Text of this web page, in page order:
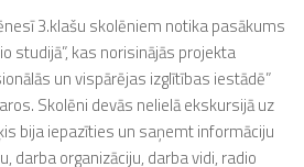
3.klašu skolēniem notika pasākums
studijā”, kas norisinājās projekta
un vispārējas izglītības iestādē”
Skolēni devās nelielā ekskursijā uz
bija iepazīties un saņemt informāciju
darba organizāciju, darba vidi, radio